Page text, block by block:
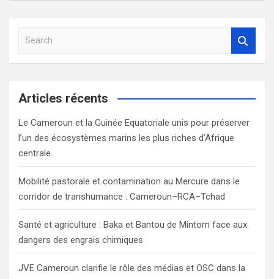
a
c
Articles récents
Le Cameroun et la Guinée Equatoriale unis pour préserver
l’un des écosystèmes marins les plus riches d’Afrique
centrale
Mobilité pastorale et contamination au Mercure dans le
corridor de transhumance : Cameroun–RCA–Tchad
Santé et agriculture : Baka et Bantou de Mintom face aux
dangers des engrais chimiques
JVE Cameroun clarifie le rôle des médias et OSC dans la